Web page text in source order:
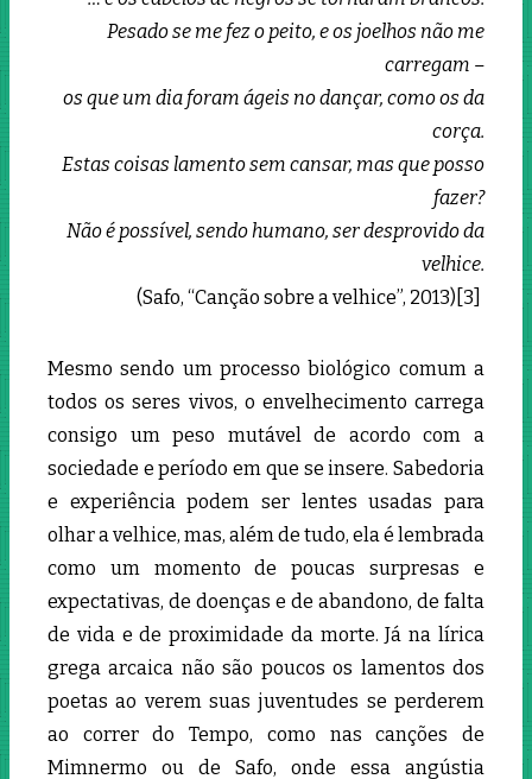
Pesado se me fez o peito, e os joelhos não me
carregam –
os que um dia foram ágeis no dançar, como os da
corça.
Estas coisas lamento sem cansar, mas que posso
fazer?
Não é possível, sendo humano, ser desprovido da
velhice.
(Safo, “Canção sobre a velhice”, 2013)[3]
Mesmo sendo um processo biológico comum a
todos os seres vivos, o envelhecimento carrega
consigo um peso mutável de acordo com a
sociedade e período em que se insere. Sabedoria
e experiência podem ser lentes usadas para
olhar a velhice, mas, além de tudo, ela é lembrada
como um momento de poucas surpresas e
expectativas, de doenças e de abandono, de falta
de vida e de proximidade da morte. Já na lírica
grega arcaica não são poucos os lamentos dos
poetas ao verem suas juventudes se perderem
ao correr do Tempo, como nas canções de
Mimnermo ou de Safo, onde essa angústia